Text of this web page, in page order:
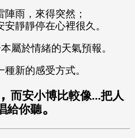
雨，來得突然；
靜靜停在心裡很久。
屬於情緒的天氣預報。
新的感受方式。
而安小博比較像...把人
給你聽。